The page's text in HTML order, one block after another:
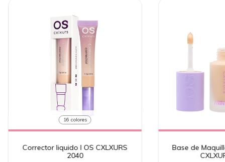
16 colores
Corrector liquido I OS CXLXURS
2040
Base de